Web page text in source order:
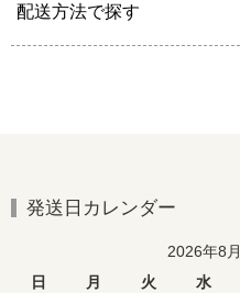
配送方法で探す
発送日カレンダー
2026年8月
日
月 火 水